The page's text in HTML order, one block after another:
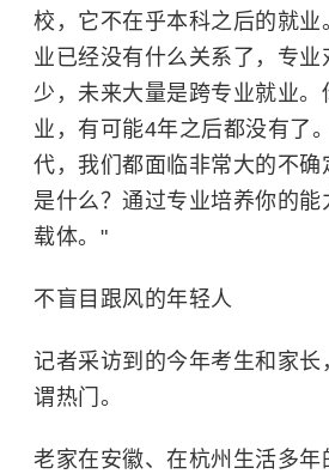
校，它不在乎本科之后的就业
业已经没有什么关系了，专
少，未来大量是跨专业就业。
业，有可能4年之后都没有了
代，我们都面临非常大的不确
是什么？通过专业培养你的能
载体。"
不盲目跟风的年轻人
记者采访到的今年考生和家长
谓热门。
老家在安徽、在杭州生活多年